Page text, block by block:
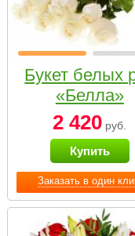
Заказать в один
Букет белых
«Белла»
2 420 руб.
Купить